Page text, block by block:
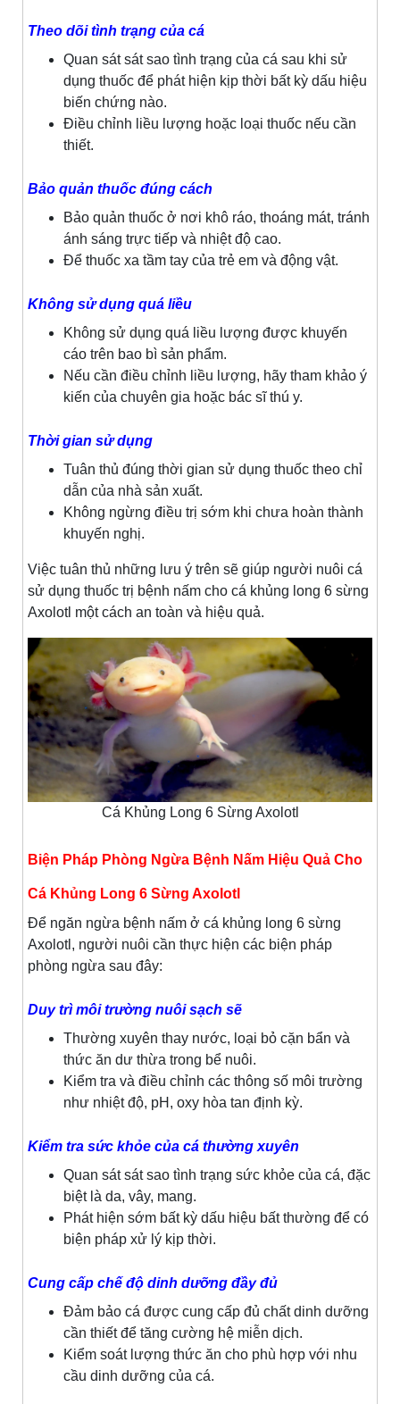
Theo dõi tình trạng của cá
Quan sát sát sao tình trạng của cá sau khi sử
dụng thuốc để phát hiện kịp thời bất kỳ dấu hiệu
biến chứng nào.
Điều chỉnh liều lượng hoặc loại thuốc nếu cần
thiết.
Bảo quản thuốc đúng cách
Bảo quản thuốc ở nơi khô ráo, thoáng mát, tránh
ánh sáng trực tiếp và nhiệt độ cao.
Để thuốc xa tầm tay của trẻ em và động vật.
Không sử dụng quá liều
Không sử dụng quá liều lượng được khuyến
cáo trên bao bì sản phẩm.
Nếu cần điều chỉnh liều lượng, hãy tham khảo ý
kiến của chuyên gia hoặc bác sĩ thú y.
Thời gian sử dụng
Tuân thủ đúng thời gian sử dụng thuốc theo chỉ
dẫn của nhà sản xuất.
Không ngừng điều trị sớm khi chưa hoàn thành
khuyến nghị.
Việc tuân thủ những lưu ý trên sẽ giúp người nuôi cá
sử dụng thuốc trị bệnh nấm cho cá khủng long 6 sừng
Axolotl một cách an toàn và hiệu quả.
Cá Khủng Long 6 Sừng Axolotl
Biện Pháp Phòng Ngừa Bệnh Nấm Hiệu Quả Cho
Cá Khủng Long 6 Sừng Axolotl
Để ngăn ngừa bệnh nấm ở cá khủng long 6 sừng
Axolotl, người nuôi cần thực hiện các biện pháp
phòng ngừa sau đây:
Duy trì môi trường nuôi sạch sẽ
Thường xuyên thay nước, loại bỏ cặn bẩn và
thức ăn dư thừa trong bể nuôi.
Kiểm tra và điều chỉnh các thông số môi trường
như nhiệt độ, pH, oxy hòa tan định kỳ.
Kiểm tra sức khỏe của cá thường xuyên
Quan sát sát sao tình trạng sức khỏe của cá, đặc
biệt là da, vây, mang.
Phát hiện sớm bất kỳ dấu hiệu bất thường để có
biện pháp xử lý kịp thời.
Cung cấp chế độ dinh dưỡng đầy đủ
Đảm bảo cá được cung cấp đủ chất dinh dưỡng
cần thiết để tăng cường hệ miễn dịch.
Kiểm soát lượng thức ăn cho phù hợp với nhu
cầu dinh dưỡng của cá.